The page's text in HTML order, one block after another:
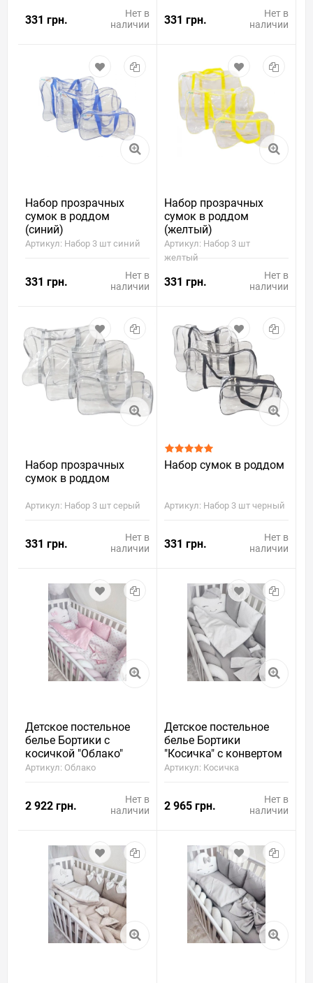
331 грн.
Нет в
наличии
331 грн.
Нет в
наличии
Набор прозрачных
сумок в роддом
(синий)
Артикул: Набор 3 шт синий
331 грн.
Нет в
наличии
Набор прозрачных
сумок в роддом
(желтый)
Артикул: Набор 3 шт
желтый
331 грн.
Нет в
наличии
Набор прозрачных
сумок в роддом
Артикул: Набор 3 шт серый
331 грн.
Нет в
наличии
Набор сумок в роддом
Артикул: Набор 3 шт черный
331 грн.
Нет в
наличии
Детское постельное
белье Бортики с
косичкой "Облако"
Артикул: Облако
2 922 грн.
Нет в
наличии
Детское постельное
белье Бортики
"Косичка" с конвертом
Артикул: Косичка
2 965 грн.
Нет в
наличии